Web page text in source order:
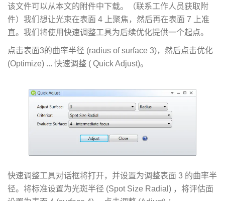
该文件可以从本文的附件中下载。（联系工作人员获取附
件）我们想让光束在表面 4 上聚焦，然后再在表面 7 上准
直。我们将使用快速调整工具为后续优化提供一个起点。
点击表面3的曲率半径 (radius of surface 3)，然后点击优化
(Optimize) ... 快速调整 ( Quick Adjust)。
快速调整工具对话框将打开，并设置为调整表面 3 的曲率半
径。将标准设置为光斑半径 (Spot Size Radial) ，将评估面